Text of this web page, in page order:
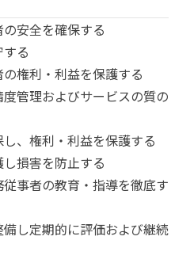
安全を確保する
る
権利・利益を保護する
管理およびサービスの質の
、権利・利益を保護する
損害を防止する
事者の教育・指導を徹底す
し定期的に評価および継続